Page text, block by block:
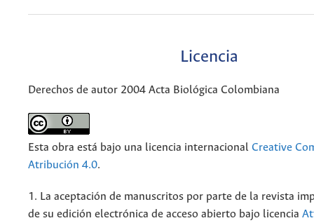
Licencia
Derechos de autor 2004 Acta Biológica Colombiana
Esta obra está bajo una licencia internacional Creative
Atribución 4.0.
1. La aceptación de manuscritos por parte de la revista
de su edición electrónica de acceso abierto bajo licencia